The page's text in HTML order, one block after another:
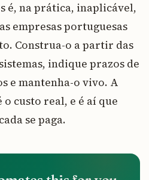
é, na prática, inaplicável,
empresas portuguesas
Construa-o a partir das
indique prazos de
e mantenha-o vivo. A
custo real, e é aí que
se paga.